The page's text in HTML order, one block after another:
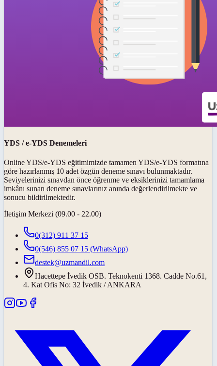
YDS / e-YDS Denemeleri
Online YDS/e-YDS eğitimimizde tamamen YDS/e-YDS formatına
göre hazırlanmış 10 adet özgün deneme sınavı bulunmaktadır.
Seviyelerinizi sınavdan önce öğrenme ve eksiklerinizi tamamlama
imkânı sunan deneme sınavlarınız anında değerlendirilmekte ve
sonucu bildirilmektedir.
İletişim Merkezi (09.00 - 22.00)
0(312) 911 37 15
0(546) 855 07 15 (WhatsApp)
destek@uzmandil.com
Hacettepe İvedik OSB. Teknokenti 1368. Cadde No.61,
4. Kat Ofis No: 32 İvedik / ANKARA